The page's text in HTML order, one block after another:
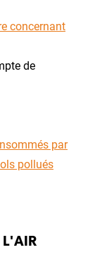
concernant
de
par
pollués
L'AIR